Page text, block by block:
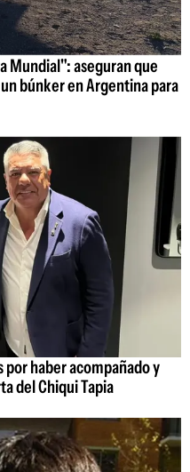
Mundial": aseguran que
búnker en Argentina para
por haber acompañado y
del Chiqui Tapia